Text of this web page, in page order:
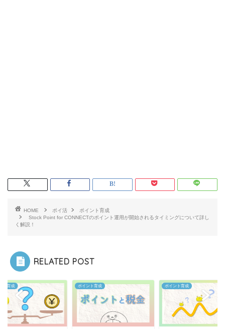
HOME ポイ活
ポイント育成
Stock Point for CONNECTのポイント運用が開始されるタイミングについて詳し
く解説！
RELATED POST
ト育成 ポイント育成 ポイント育成